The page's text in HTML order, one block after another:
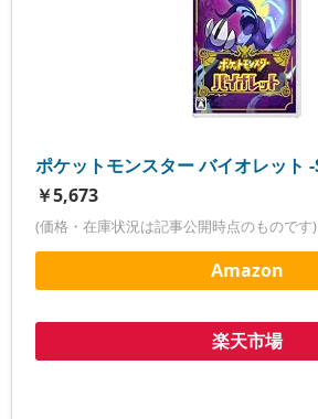
ポケットモンスター バイオレット
￥5,673
(価格・在庫状況は記事公開時点のものです)
Amazon
楽天市場